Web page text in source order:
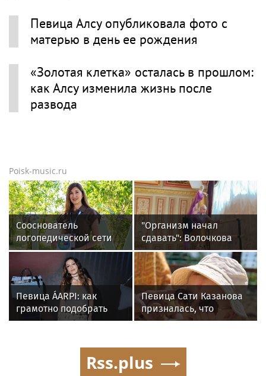
Певица Алсу опубликовала фото с
матерью в день ее рождения
«Золотая клетка» осталась в прошлом:
как Алсу изменила жизнь после
развода
Poisk-music.ru
Сооснователь
логопедической сети
«Разноцветные
цыплята» выступила на
VK Fest
"Организм начал
сдавать": Волочкова
раскрыла причину
отсутствия фотографий
со шпагатами
Певица ÁARPI: как
грамотно подобрать
гардероб для
Певица Сати Казанова
призналась, что
назвала дочь в честь
Rss.plus